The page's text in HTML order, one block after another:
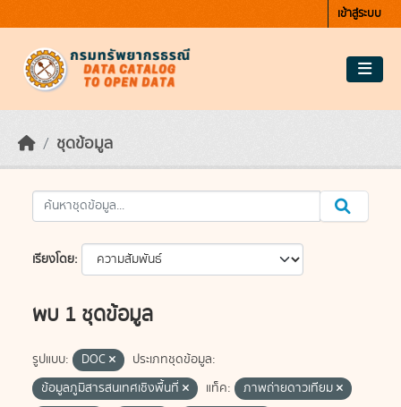
เข้าสู่ระบบ
ชุดข้อมูล
เรียงโดย
พบ 1 ชุดข้อมูล
รูปแบบ: DOC
ประเภทชุดข้อมูล:
ข้อมูลภูมิสารสนเทศเชิงพื้นที่
แท็ค:
ภาพถ่ายดาวเทียม